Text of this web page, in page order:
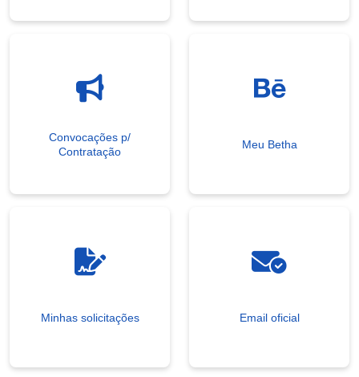
Convocações p/
Contratação
Meu Betha
Minhas solicitações Email oficial